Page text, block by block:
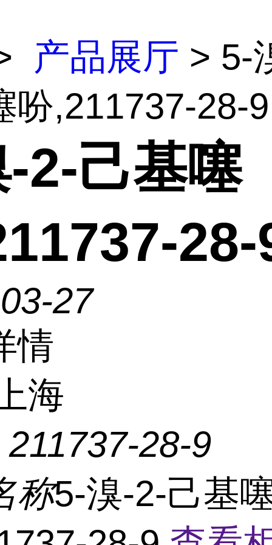
产品展厅 > 5-
吩,211737-28-9
2-己基噻
28-
27
情
海
211737-28-9
称5-溴-2-己基